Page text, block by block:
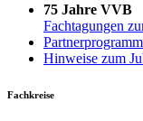
75 Jahre VVB
Fachtagungen
Hinweise zum
Fachkreise